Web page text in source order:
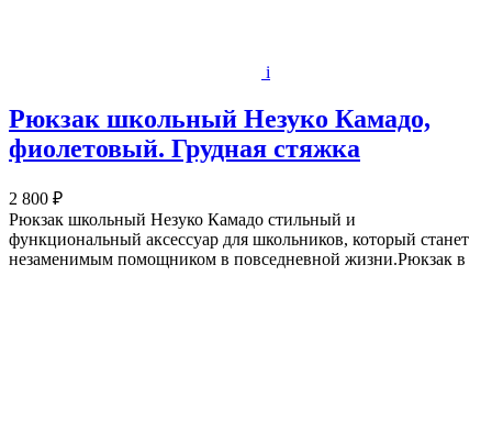
i
Рюкзак школьный Незуко Камадо,
фиолетовый. Грудная стяжка
2 800 ₽
Рюкзак школьный Незуко Камадо стильный и
функциональный аксессуар для школьников, который станет
незаменимым помощником в повседневной жизни.Рюкзак в